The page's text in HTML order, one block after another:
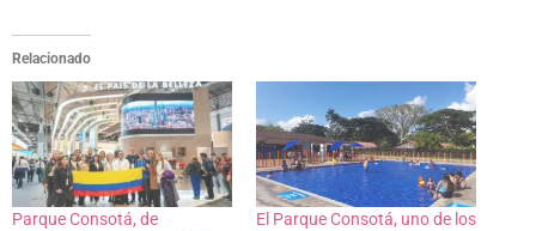
Relacionado
Parque Consotá, de
El Parque Consotá, uno de los